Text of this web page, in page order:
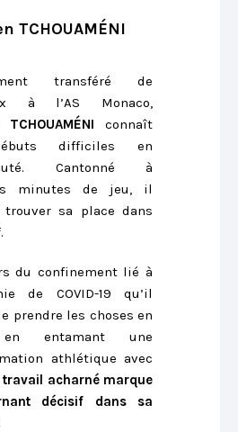
TCHOUAMÉNI
transféré de
à l’AS Monaco,
connaît
difficiles en
Cantonné à
minutes de jeu, il
trouver sa place dans
du confinement lié à
de COVID-19 qu’il
prendre les choses en
entamant une
athlétique avec
travail acharné marque
décisif dans sa